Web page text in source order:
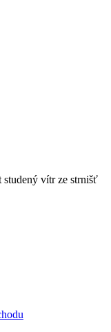
studený vítr ze strnišť